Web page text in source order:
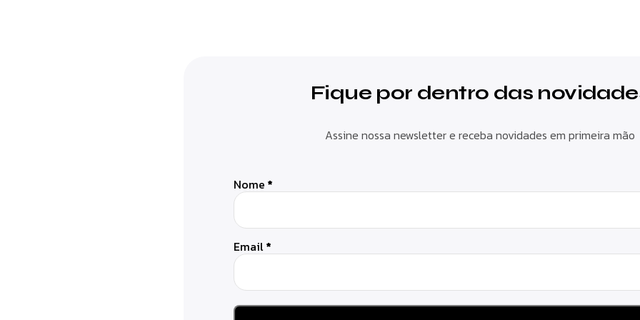
Fique por dentro das
Assine nossa newsletter e receba novidades em primeira mão
Nome *
Email*